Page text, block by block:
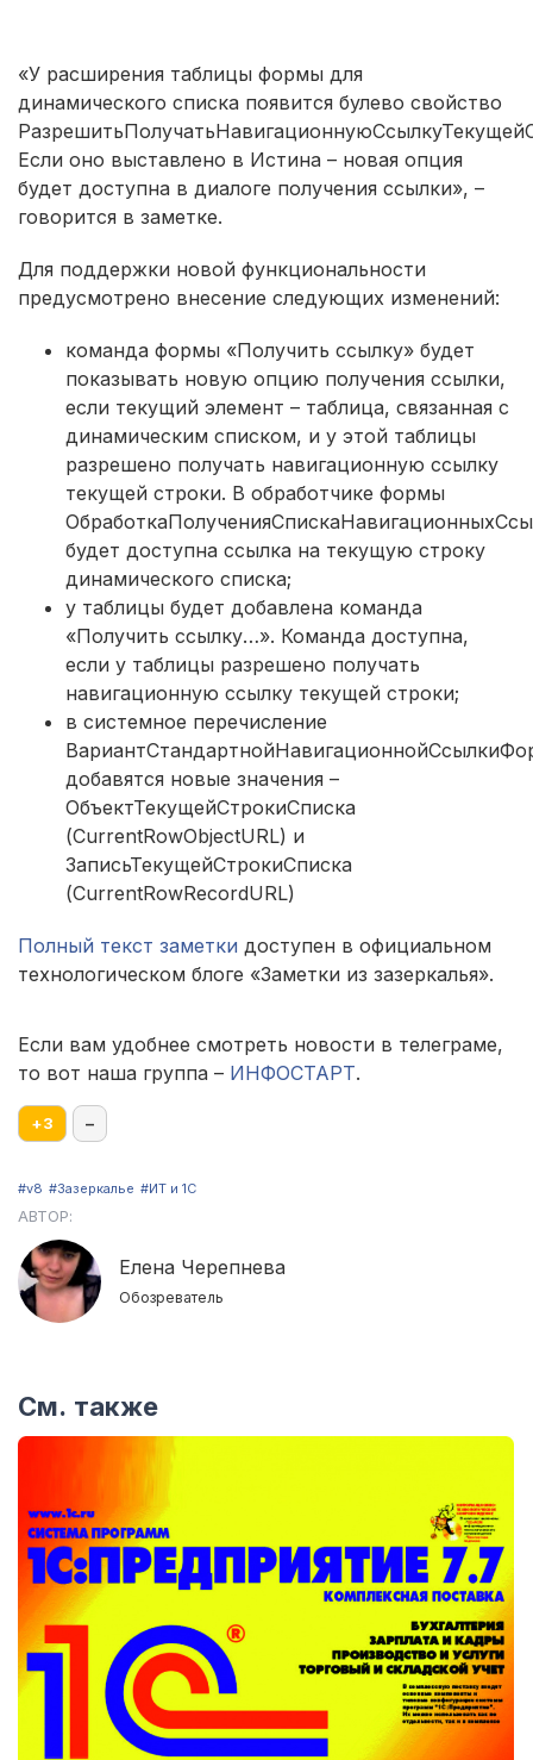
«У расширения таблицы формы для
динамического списка появится булево свойство
Если оно выставлено в Истина – новая опция
будет доступна в диалоге получения ссылки», –
говорится в заметке.
Для поддержки новой функциональности
предусмотрено внесение следующих изменений:
команда формы «Получить ссылку» будет
показывать новую опцию получения ссылки,
если текущий элемент – таблица, связанная с
динамическим списком, и у этой таблицы
разрешено получать навигационную ссылку
текущей строки. В обработчике формы
будет доступна ссылка на текущую строку
динамического списка;
у таблицы будет добавлена команда
«Получить ссылку…». Команда доступна,
если у таблицы разрешено получать
навигационную ссылку текущей строки;
в системное перечисление
добавятся новые значения –
ОбъектТекущейСтрокиСписка
(CurrentRowObjectURL) и
ЗаписьТекущейСтрокиСписка
(CurrentRowRecordURL)
Полный текст заметки доступен в официальном
технологическом блоге «Заметки из зазеркалья».
Если вам удобнее смотреть новости в телеграме,
то вот наша группа – ИНФОСТАРТ.
+3 –
#v8 #Зазеркалье #ИТ и 1С
АВТОР:
Елена Черепнева
Обозреватель
См. также